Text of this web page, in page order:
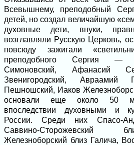
Всевышнему, преподобный
детей, но создал величайшую
духовные дети, внуки,
возглавляли Русскую Церковь,
повсюду зажигали
преподобного Сергия —
Симоновский, Афанасий
Звенигородский, Авраамий
Пешношский, Иаков
основали еще около 50
впоследствии духовными и
России. Среди них Спасо-
Саввино-Сторожевский
Железноборский близ Галича,